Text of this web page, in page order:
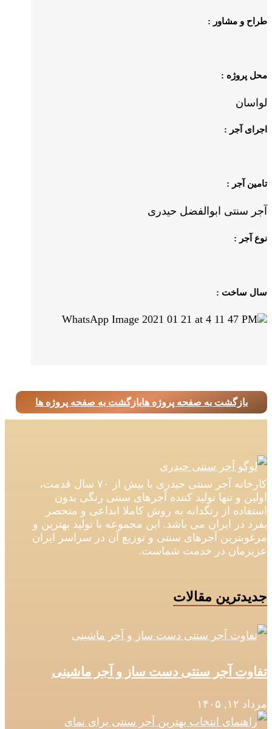
طراح و مشاور :
محل پروژه :
لواسان
اجرای آجر :
تامین آجر :
آجر سنتی ابوالفضل حیدری
نوع آجر :
سال ساخت :
بازگشت به صفحه پروژه هابازگشت به صفحه پروژه ها
کارخانه آجر سنتی حیدری با بیش از ۷۰ سال قدمت،
اولین و تنها تولید کننده آجرهای سنتی رنگی بدون
استفاده از رنگدانه به روش کاملا ابداعی و منحصر
بفرد در ایران می باشد. این مجموعه با تولید بهترین و
مرغوبترین آجرهای سنتی و توزیع آن در سراسر ایران
عزیزمان در خدمت شماست.
جدیدترین مقالات
تفاوت آجر سنتی دست‌ ساز و آجر ماشینی
مرداد ۱۲, ۱۴۰۵